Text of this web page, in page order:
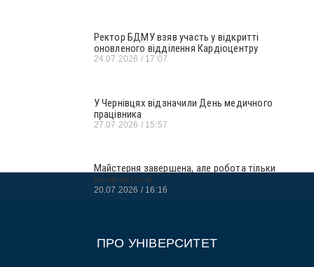
Ректор БДМУ взяв участь у відкритті
оновленого відділення Кардіоцентру
24.07.2026 17:07
У Чернівцях відзначили День медичного
працівника
27.07.2026 15:57
Майстерня завершена, але робота тільки
починається!
20.07.2026 16:16
ПРО УНІВЕРСИТЕТ